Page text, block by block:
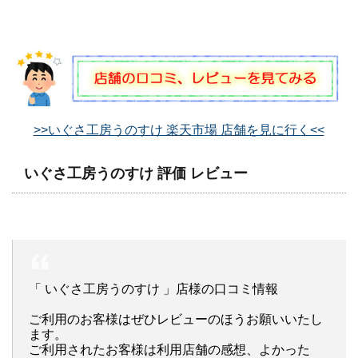
>>いぐさ工房うのすけ 楽天市場 店舗を見に行く<<
いぐさ工房うのすけ 評価 レビュー
「 いぐさ工房うのすけ 」店様の口コミ情報
ご利用のお客様はぜひレビューのほうお願いいたし
ます。
ご利用されたお客様は利用店舗の感想、よかった